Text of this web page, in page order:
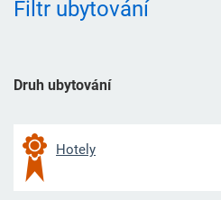
Filtr ubytování
Druh ubytování
Hotely